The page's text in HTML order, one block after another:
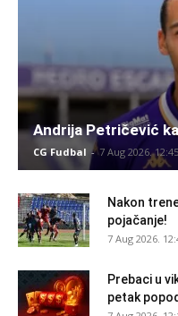
Andrija Petričević
CG Fudbal - 7 Aug 2026. 12:45
Nakon
pojačanje!
7 Aug 2026.
Prebaci u
petak